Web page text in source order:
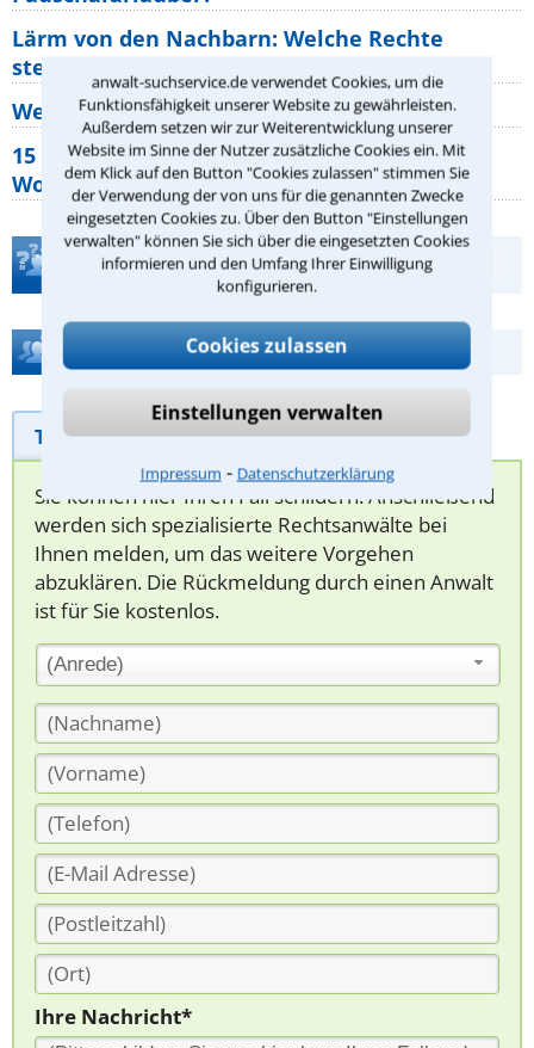
anwalt-suchservice.de verwendet Cookies, um die
Funktionsfähigkeit unserer Website zu gewährleisten.
Außerdem setzen wir zur Weiterentwicklung unserer
Website im Sinne der Nutzer zusätzliche Cookies ein. Mit
dem Klick auf den Button "Cookies zulassen" stimmen Sie
der Verwendung der von uns für die genannten Zwecke
eingesetzten Cookies zu. Über den Button "Einstellungen
verwalten" können Sie sich über die eingesetzten Cookies
informieren und den Umfang Ihrer Einwilligung
konfigurieren.
Cookies zulassen
Einstellungen verwalten
Impressum ⁃ Datenschutzerklärung
Lärm von den Nachbarn: Welche Rechte
stehen mir zu?
Wer muss Zweitwohnungssteuer zahlen?
15 elementare Rechte, die jeder
Wohnungseigentümer kennen sollte
Teste Dein Rechtswissen
Hilfe bei Ihrer Anwaltsuche?
Telefonhilfe Beratungsanfrage
Sie können hier Ihren Fall schildern. Anschließend
werden sich spezialisierte Rechtsanwälte bei
Ihnen melden, um das weitere Vorgehen
abzuklären. Die Rückmeldung durch einen Anwalt
ist für Sie kostenlos.
(Anrede)
Ihre Nachricht*